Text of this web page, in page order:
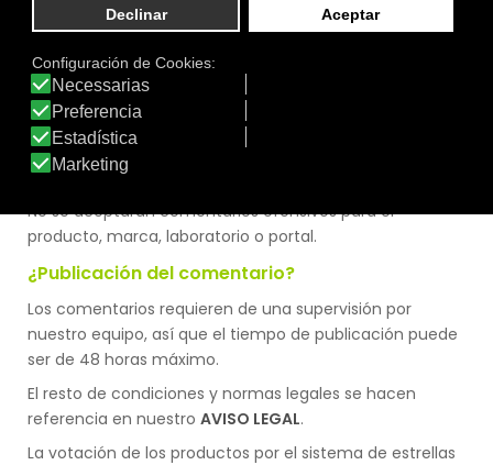
Se contabilizará 1 comentario por persona y producto.
comentarios.
En cuanto al texto escrito, mínimo se ha de hacer
comentarios de diez palabras distintas, por lo que decir:
“este producto es guay, guay,guay,guay,guay, y muy
guay” no se dará por válido.
No se aceptarán comentarios ofensivos para el
producto, marca, laboratorio o portal.
¿Publicación del comentario?
Los comentarios requieren de una supervisión por
nuestro equipo, así que el tiempo de publicación puede
ser de 48 horas máximo.
El resto de condiciones y normas legales se hacen
referencia en nuestro AVISO LEGAL.
La votación de los productos por el sistema de estrellas